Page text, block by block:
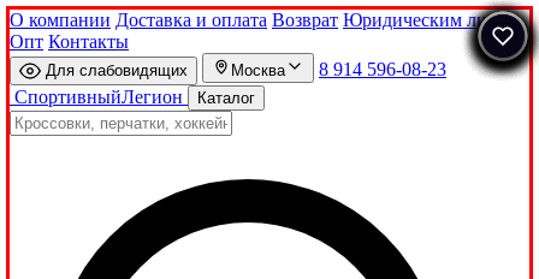
О компании Доставка и оплата Возврат Юридическим лицам
Опт Контакты
Для слабовидящих Москва
8 914 596-08-23
СпортивныйЛегион Каталог